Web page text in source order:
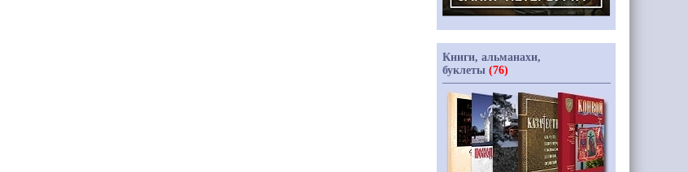
Книги, альманахи,
буклеты (76)